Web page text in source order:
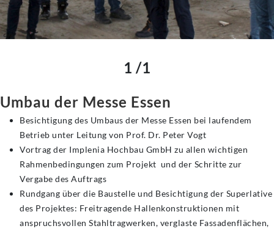
1 /1
Umbau der Messe Essen
Besichtigung des Umbaus der Messe Essen bei laufendem
Betrieb unter Leitung von Prof. Dr. Peter Vogt
Vortrag der Implenia Hochbau GmbH zu allen wichtigen
Rahmenbedingungen zum Projekt und der Schritte zur
Vergabe des Auftrags
Rundgang über die Baustelle und Besichtigung der Superlative
des Projektes: Freitragende Hallenkonstruktionen mit
anspruchsvollen Stahltragwerken, verglaste Fassadenflächen,